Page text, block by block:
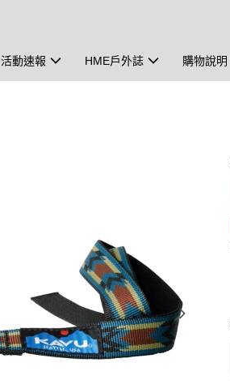
活動速報 HME戶外誌 購物說明